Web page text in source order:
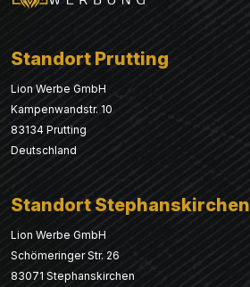
Standort Prutting
Lion Werbe GmbH
Kampenwandstr. 10
83134 Prutting
Deutschland
Standort Stephanskirchen
Lion Werbe GmbH
Schömeringer Str. 26
83071 Stephanskirchen